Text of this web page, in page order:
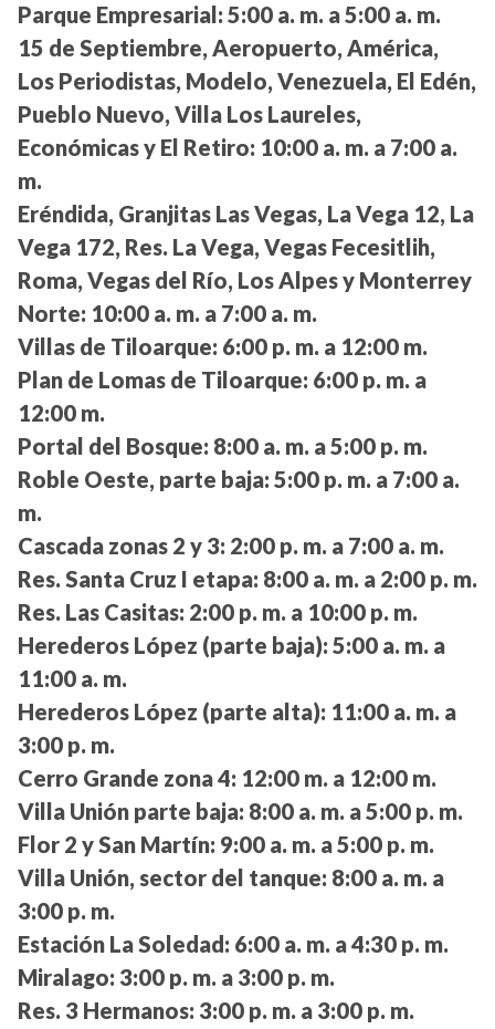
Parque Empresarial: 5:00 a. m. a 5:00 a. m.
15 de Septiembre, Aeropuerto, América,
Los Periodistas, Modelo, Venezuela, El Edén,
Pueblo Nuevo, Villa Los Laureles,
Económicas y El Retiro: 10:00 a. m. a 7:00 a.
m.
Eréndida, Granjitas Las Vegas, La Vega 12, La
Vega 172, Res. La Vega, Vegas Fecesitlih,
Roma, Vegas del Río, Los Alpes y Monterrey
Norte: 10:00 a. m. a 7:00 a. m.
Villas de Tiloarque: 6:00 p. m. a 12:00 m.
Plan de Lomas de Tiloarque: 6:00 p. m. a
12:00 m.
Portal del Bosque: 8:00 a. m. a 5:00 p. m.
Roble Oeste, parte baja: 5:00 p. m. a 7:00 a.
m.
Cascada zonas 2 y 3: 2:00 p. m. a 7:00 a. m.
Res. Santa Cruz I etapa: 8:00 a. m. a 2:00 p. m.
Res. Las Casitas: 2:00 p. m. a 10:00 p. m.
Herederos López (parte baja): 5:00 a. m. a
11:00 a. m.
Herederos López (parte alta): 11:00 a. m. a
3:00 p. m.
Cerro Grande zona 4: 12:00 m. a 12:00 m.
Villa Unión parte baja: 8:00 a. m. a 5:00 p. m.
Flor 2 y San Martín: 9:00 a. m. a 5:00 p. m.
Villa Unión, sector del tanque: 8:00 a. m. a
3:00 p. m.
Estación La Soledad: 6:00 a. m. a 4:30 p. m.
Miralago: 3:00 p. m. a 3:00 p. m.
Res. 3 Hermanos: 3:00 p. m. a 3:00 p. m.